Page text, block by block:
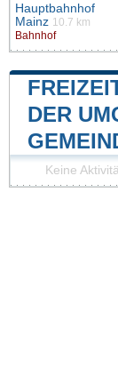
Hauptbahnhof
Mainz 10.7 km
Bahnhof
DER
Keine